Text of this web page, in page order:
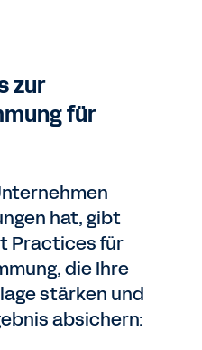
zur
für
hat, gibt
Practices für
die Ihre
stärken und
absichern: